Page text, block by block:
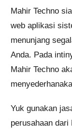
Mahir Techno
web aplikasi
menunjang
Anda. Pada
Mahir Techno
Yuk gunakan
perusahaan dari